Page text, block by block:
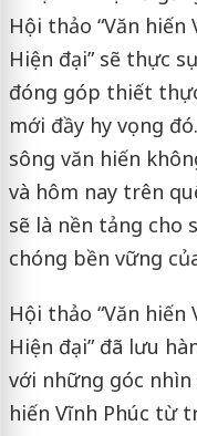
Hội thảo “Văn hiến
Hiện đại” sẽ thực
đóng góp thiết
mới đầy hy vọng
sông văn hiến
và hôm nay trên
sẽ là nền tảng cho
chóng bền vững
Hội thảo “Văn hiến
Hiện đại” đã lưu
với những góc
hiến Vĩnh Phúc từ